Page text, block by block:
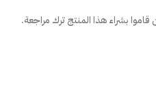
بشراء هذا المنتج ترك مراجعة.